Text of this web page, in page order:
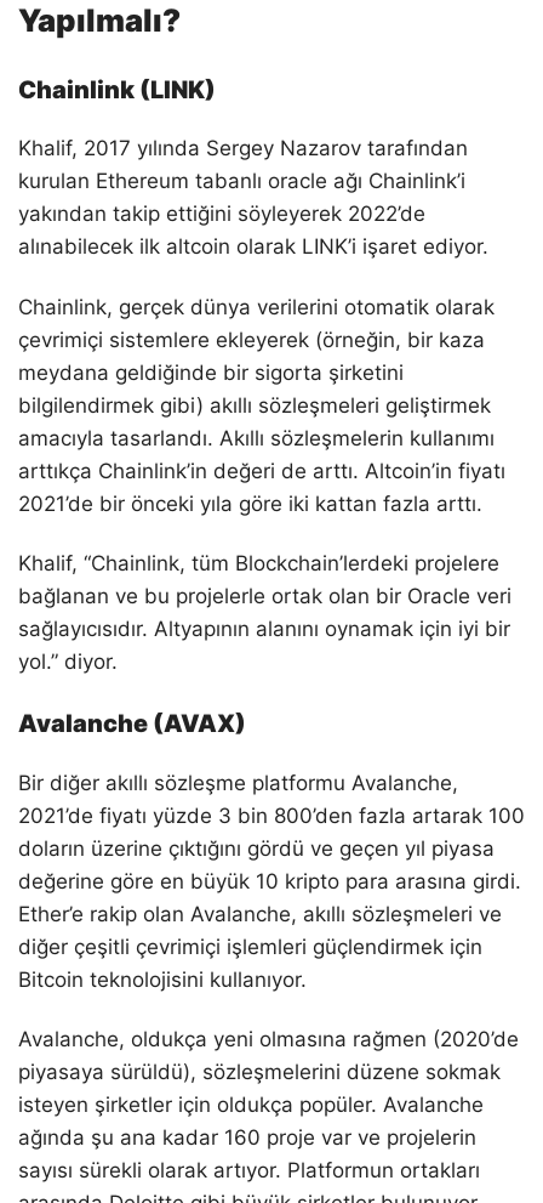
Yapılmalı?
Chainlink (LINK)
Khalif, 2017 yılında Sergey Nazarov tarafından
kurulan Ethereum tabanlı oracle ağı Chainlink’i
yakından takip ettiğini söyleyerek 2022’de
alınabilecek ilk altcoin olarak LINK’i işaret ediyor.
Chainlink, gerçek dünya verilerini otomatik olarak
çevrimiçi sistemlere ekleyerek (örneğin, bir kaza
meydana geldiğinde bir sigorta şirketini
bilgilendirmek gibi) akıllı sözleşmeleri geliştirmek
amacıyla tasarlandı. Akıllı sözleşmelerin kullanımı
arttıkça Chainlink’in değeri de arttı. Altcoin’in fiyatı
2021’de bir önceki yıla göre iki kattan fazla arttı.
Khalif, “Chainlink, tüm Blockchain’lerdeki projelere
bağlanan ve bu projelerle ortak olan bir Oracle veri
sağlayıcısıdır. Altyapının alanını oynamak için iyi bir
yol.” diyor.
Avalanche (AVAX)
Bir diğer akıllı sözleşme platformu Avalanche,
2021’de fiyatı yüzde 3 bin 800’den fazla artarak 100
doların üzerine çıktığını gördü ve geçen yıl piyasa
değerine göre en büyük 10 kripto para arasına girdi.
Ether’e rakip olan Avalanche, akıllı sözleşmeleri ve
diğer çeşitli çevrimiçi işlemleri güçlendirmek için
Bitcoin teknolojisini kullanıyor.
Avalanche, oldukça yeni olmasına rağmen (2020’de
piyasaya sürüldü), sözleşmelerini düzene sokmak
isteyen şirketler için oldukça popüler. Avalanche
ağında şu ana kadar 160 proje var ve projelerin
sayısı sürekli olarak artıyor. Platformun ortakları